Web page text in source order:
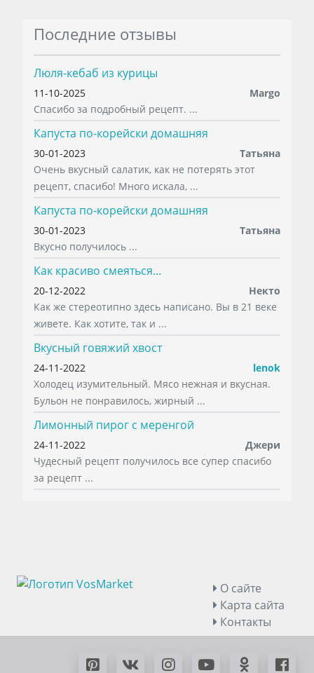
Последние отзывы
Люля-кебаб из курицы
11-10-2025
Margo
Спасибо за подробный рецепт. ...
Капуста по-корейски домашняя
30-01-2023
Татьяна
Очень вкусный салатик, как не потерять этот
рецепт, спасибо! Много искала, ...
Капуста по-корейски домашняя
30-01-2023
Татьяна
Вкусно получилось ...
Как красиво смеяться...
20-12-2022
Некто
Как же стереотипно здесь написано. Вы в 21 веке
живете. Как хотите, так и ...
Вкусный говяжий хвост
24-11-2022
lenok
Холодец изумительный. Мясо нежная и вкусная.
Бульон не понравилось, жирный ...
Лимонный пирог с меренгой
24-11-2022
Джери
Чудесный рецепт получилось все супер спасибо
за рецепт ...
О сайте
Карта сайта
Контакты